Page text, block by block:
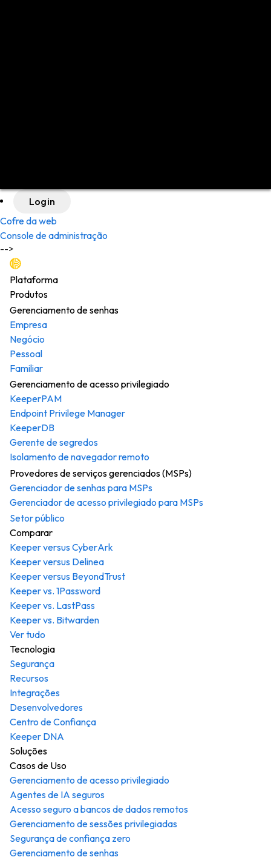
Login
Cofre da web
Console de administração
-->
Plataforma
Produtos
Gerenciamento de senhas
Empresa
Negócio
Pessoal
Familiar
Gerenciamento de acesso privilegiado
KeeperPAM
Endpoint Privilege Manager
KeeperDB
Gerente de segredos
Isolamento de navegador remoto
Provedores de serviços gerenciados (MSPs)
Gerenciador de senhas para MSPs
Gerenciador de acesso privilegiado para MSPs
Setor público
Comparar
Keeper versus CyberArk
Keeper versus Delinea
Keeper versus BeyondTrust
Keeper vs. 1Password
Keeper vs. LastPass
Keeper vs. Bitwarden
Ver tudo
Tecnologia
Segurança
Recursos
Integrações
Desenvolvedores
Centro de Confiança
Keeper DNA
Soluções
Casos de Uso
Gerenciamento de acesso privilegiado
Agentes de IA seguros
Acesso seguro a bancos de dados remotos
Gerenciamento de sessões privilegiadas
Segurança de confiança zero
Gerenciamento de senhas